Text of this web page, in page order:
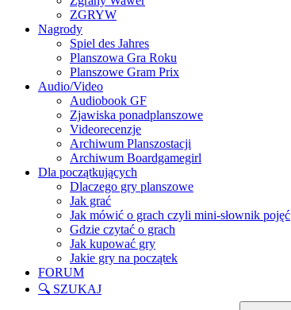
ZGRYW
Nagrody
Spiel des Jahres
Planszowa Gra Roku
Planszowe Gram Prix
Audio/Video
Audiobook GF
Zjawiska ponadplanszowe
Videorecenzje
Archiwum Planszostacji
Archiwum Boardgamegirl
Dla początkujących
Dlaczego gry planszowe
Jak grać
Jak mówić o grach czyli mini-słownik pojęć
Gdzie czytać o grach
Jak kupować gry
Jakie gry na początek
FORUM
🔍 SZUKAJ